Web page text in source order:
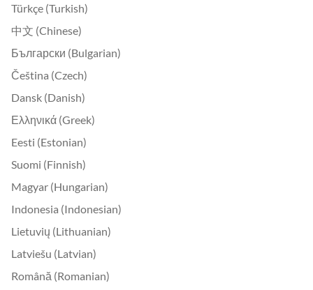
Türkçe (Turkish)
中文 (Chinese)
Български (Bulgarian)
Čeština (Czech)
Dansk (Danish)
Ελληνικά (Greek)
Eesti (Estonian)
Suomi (Finnish)
Magyar (Hungarian)
Indonesia (Indonesian)
Lietuvių (Lithuanian)
Latviešu (Latvian)
Română (Romanian)